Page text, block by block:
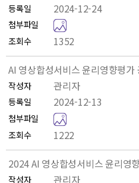
등록일 2024-12-24
첨부파일
e
v
e
n
t
_
당
첨
발
표
.
조회수
1352
작성자 관리자
등록일 2024-12-13
첨부파일
A
I
영
상
합
조회수
1222
2024 AI 영상합성서비스 윤리영
작성자 관리자